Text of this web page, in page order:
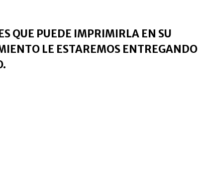
QUE PUEDE IMPRIMIRLA EN SU
LE ESTAREMOS ENTREGANDO